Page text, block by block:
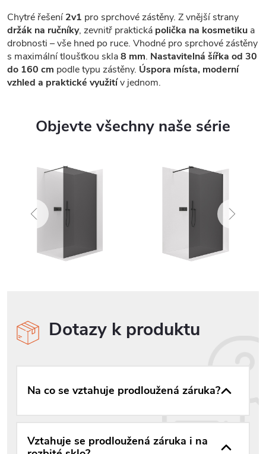
Chytré řešení2v1 pro sprchové zástěny. Z vnější strany
držák na ručníky, zevnitř praktická polička na kosmetiku a
drobnosti – vše hned po ruce. Vhodné pro sprchové zástěny
s maximální tloušťkou skla8 mm. Nastavitelná šířka od 30
do 160 cm podle typu zástěny. Úspora místa, moderní
vzhled a praktické využitív jednom.
Objevte všechny naše série
Dotazy k produktu
Na co se vztahuje prodloužená záruka?
Vztahuje se prodloužená záruka i na